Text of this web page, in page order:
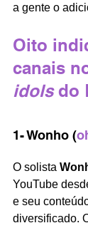
a gente o
Oito
canais
idols do
1- Wonho (
O solista
YouTube
e seu
diversificado.